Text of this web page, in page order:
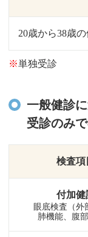
※単独受診
20歳から38歳
一般健診
受診のみ
検査項
付加健
眼底検査（外
肺機能、腹